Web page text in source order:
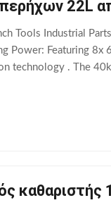
22L
Tools Industrial
Power: Featuring
technology . The